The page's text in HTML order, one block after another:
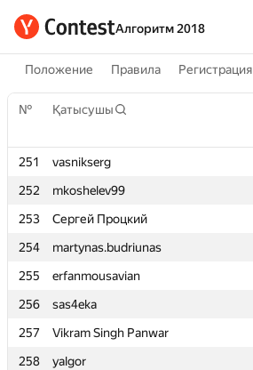
Алгоритм 2018
Положение Правила Регистрация
№ Қатысушы
251 vasnikserg
252
mkoshelev99
253
Сергей Процкий
254
martynas.budriunas
255
erfanmousavian
256
sas4eka
257
Vikram Singh Panwar
258
yalgor
№ Қатысушы
251 vasnikserg
252
mkoshelev99
253
Сергей Процкий
254
martynas.budriunas
255
erfanmousavian
256
sas4eka
257
Vikram Singh Panwar
258
yalgor